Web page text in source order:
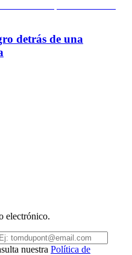
detrás de una
electrónico.
nuestra Política de